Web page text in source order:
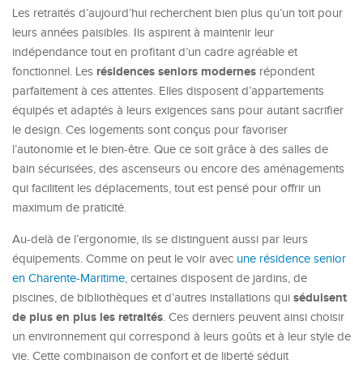
Les retraités d’aujourd’hui recherchent bien plus qu’un toit pour
leurs années paisibles. Ils aspirent à maintenir leur
indépendance tout en profitant d’un cadre agréable et
fonctionnel. Les résidences seniors modernes répondent
parfaitement à ces attentes. Elles disposent d’appartements
équipés et adaptés à leurs exigences sans pour autant sacrifier
le design. Ces logements sont conçus pour favoriser
l’autonomie et le bien-être. Que ce soit grâce à des salles de
bain sécurisées, des ascenseurs ou encore des aménagements
qui facilitent les déplacements, tout est pensé pour offrir un
maximum de praticité.
Au-delà de l’ergonomie, ils se distinguent aussi par leurs
équipements. Comme on peut le voir avec une résidence senior
en Charente-Maritime, certaines disposent de jardins, de
piscines, de bibliothèques et d’autres installations qui séduisent
de plus en plus les retraités. Ces derniers peuvent ainsi choisir
un environnement qui correspond à leurs goûts et à leur style de
vie. Cette combinaison de confort et de liberté séduit